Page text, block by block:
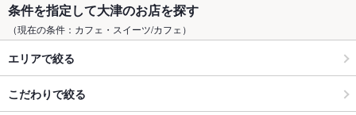
条件を指定して大津のお店を探す
（現在の条件：カフェ・スイーツ/カフェ）
エリアで絞る
こだわりで絞る